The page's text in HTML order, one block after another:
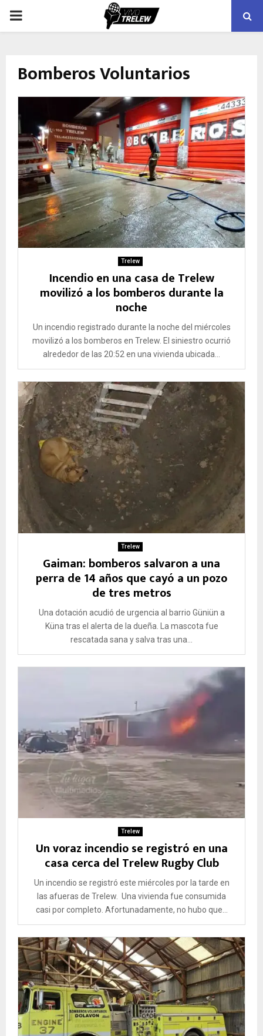
PRIMARY
Bomberos Voluntarios
Trelew
Incendio en una casa de Trelew
movilizó a los bomberos durante la
noche
Un incendio registrado durante la noche del miércoles
movilizó a los bomberos en Trelew. El siniestro ocurrió
alrededor de las 20:52 en una vivienda ubicada...
Trelew
Gaiman: bomberos salvaron a una
perra de 14 años que cayó a un pozo
de tres metros
Una dotación acudió de urgencia al barrio Güniün a
Küna tras el alerta de la dueña. La mascota fue
rescatada sana y salva tras una...
Trelew
Un voraz incendio se registró en una
casa cerca del Trelew Rugby Club
Un incendio se registró este miércoles por la tarde en
las afueras de Trelew. Una vivienda fue consumida
casi por completo. Afortunadamente, no hubo que...